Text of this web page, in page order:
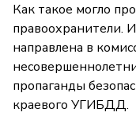
Как такое могло
правоохранители.
направлена в
пропаганды
краевого УГИБДД.